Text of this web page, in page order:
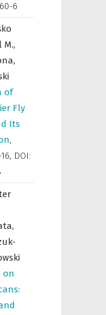
6
M.,
of
Fly
Its
,
DOI:
on